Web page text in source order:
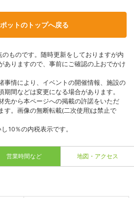
ットのトップへ戻る
ものです。随時更新をしておりますが内
ありますので、事前にご確認の上おでかけ
事情により、イベントの開催情報、施設の
間などは変更になる場合があります。
先から本ページへの掲載の許諾をいただ
す。画像の無断転載(二次使用)は禁止で
10％の内税表示です。
営業時間など 地図・アクセス